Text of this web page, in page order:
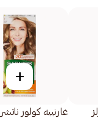
+
غارنييه كولور